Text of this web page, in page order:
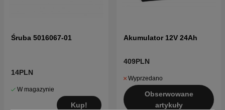
Śruba 5016067-01
14PLN
W magazynie
Kup!
Akumulator 12V 24Ah
409PLN
Wyprzedano
Obserwowane
artykuły